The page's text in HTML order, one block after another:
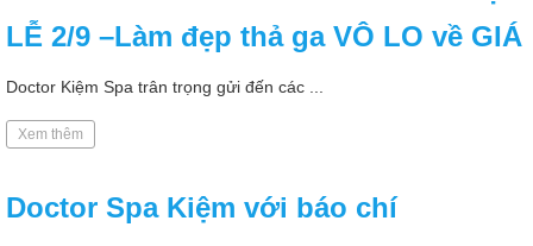
LỄ 2/9 –Làm đẹp thả ga VÔ LO về GIÁ
Doctor Kiệm Spa trân trọng gửi đến các ...
Xem thêm
Doctor Spa Kiệm với báo chí